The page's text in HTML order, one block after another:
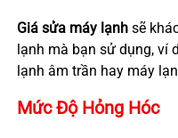
Giá sửa máy lạnhsẽ
lạnh mà bạn sử dụng, ví
lạnh âm trần hay máy
Mức Độ Hỏng Hóc